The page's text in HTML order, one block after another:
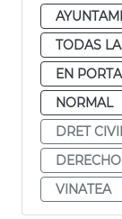
TODAS
EN
NORMAL
DRET
VINATEA